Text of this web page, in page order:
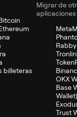
billeteras
Migrar de
aplicaciones
OKX
Base
Wallet)
Trust